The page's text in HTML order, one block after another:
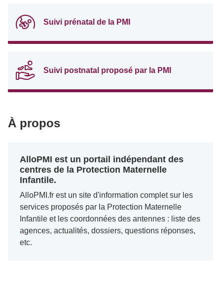
Suivi prénatal de la PMI
Suivi postnatal proposé par la PMI
À propos
AlloPMI est un portail indépendant des
centres de la Protection Maternelle
Infantile.
AlloPMI.fr est un site d'information complet sur les
services proposés par la Protection Maternelle
Infantile et les coordonnées des antennes : liste des
agences, actualités, dossiers, questions réponses,
etc.